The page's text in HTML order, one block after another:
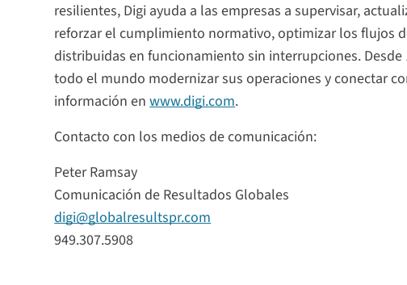
resilientes, Digi ayuda a las empresas a supervisar,
reforzar el cumplimiento normativo, optimizar los flujos
distribuidas en funcionamiento sin interrupciones.
todo el mundo modernizar sus operaciones y conectar
información enwww.digi.com.
Contacto con los medios de comunicación:
Peter Ramsay
Comunicación de Resultados Globales
digi@globalresultspr.com
949.307.5908